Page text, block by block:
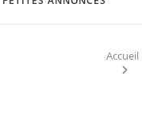
Accueil